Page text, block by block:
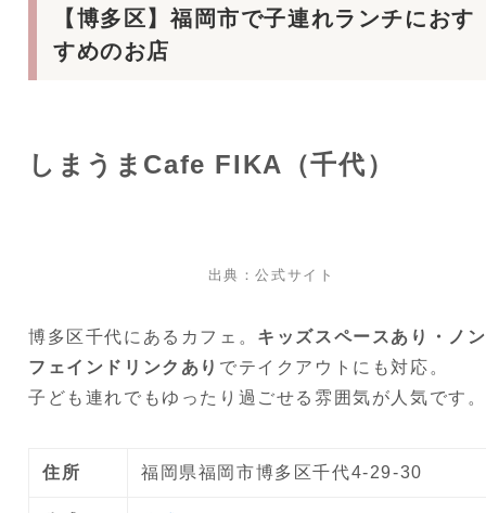
【博多区】福岡市で子連れランチにおす
すめのお店
しまうまCafe FIKA（千代）
出典：公式サイト
博多区千代にあるカフェ。 キッズスペースあり・ノ
フェインドリンクあり でテイクアウトにも対応。
子ども連れでもゆったり過ごせる雰囲気が人気です。
住所 福岡県福岡市博多区千代4-29-30